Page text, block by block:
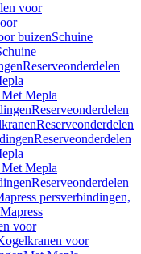
voor
buizenSchuine
Reserveonderdelen
Mepla
Reserveonderdelen
Reserveonderdelen
Reserveonderdelen
Mepla
Reserveonderdelen
persverbindingen,
voor
voor